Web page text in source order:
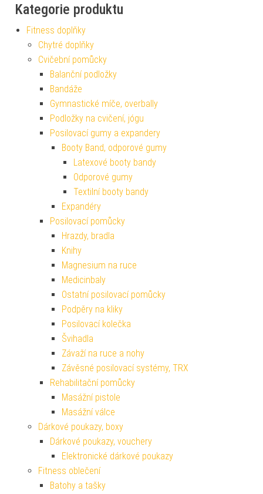
Kategorie produktu
Fitness doplňky
Chytré doplňky
Cvičební pomůcky
Balanční podložky
Bandáže
Gymnastické míče, overbally
Podložky na cvičení, jógu
Posilovací gumy a expandery
Booty Band, odporové gumy
Latexové booty bandy
Odporové gumy
Textilní booty bandy
Expandéry
Posilovací pomůcky
Hrazdy, bradla
Knihy
Magnesium na ruce
Medicinbaly
Ostatní posilovací pomůcky
Podpěry na kliky
Posilovací kolečka
Švihadla
Závaží na ruce a nohy
Závěsné posilovací systémy, TRX
Rehabilitační pomůcky
Masážní pistole
Masážní válce
Dárkové poukazy, boxy
Dárkové poukazy, vouchery
Elektronické dárkové poukazy
Fitness oblečení
Batohy a tašky